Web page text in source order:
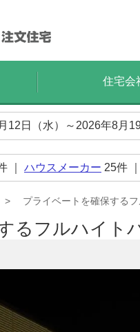
住宅会
12日（水）～2026年8月
｜ ハウスメーカー 25件
プライベートを確保する
るフルハイト